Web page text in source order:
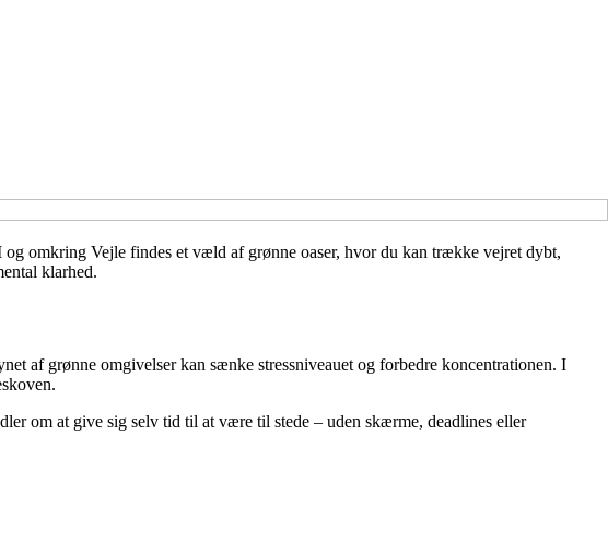
omkring Vejle findes et væld af grønne oaser, hvor du kan trække vejret dybt,
klarhed.
af grønne omgivelser kan sænke stressniveauet og forbedre koncentrationen. I
om at give sig selv tid til at være til stede – uden skærme, deadlines eller